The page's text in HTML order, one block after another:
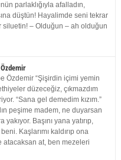
parlaklığıyla afalladın,
düştün! Hayalimde seni tekrar
– Olduğun – ah olduğun
Özdemir “Şişirdin içimi yemin
düzeceğiz, çıkmazdım
“Sana gel demedim kızım.”
peşime madem, ne duyarsan
yakıyor. Başını yana yatırıp,
Kaşlarımı kaldırıp ona
atacaksan at, ben mezeleri